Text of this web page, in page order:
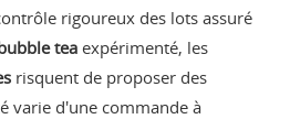
rigoureux des lots assuré
tea expérimenté, les
risquent de proposer des
varie d'une commande à